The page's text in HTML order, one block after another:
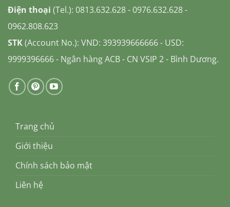
Điện thoại (Tel.): 0813.632.628 - 0976.632.628 -
0962.808.623
STK(Account No.): VND: 393939666666 - USD:
9999396666 - Ngân hàng ACB - CN VSIP 2 - Bình Dương.
Trang chủ
Giới thiệu
Chính sách bảo mật
Liên hệ